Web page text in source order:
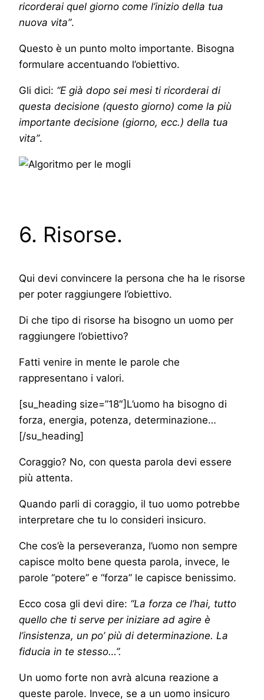
ricorderai quel giorno come l’inizio della tua
nuova vita”.
Questo è un punto molto importante. Bisogna
formulare accentuando l’obiettivo.
Gli dici: “E già dopo sei mesi ti ricorderai di
questa decisione (questo giorno) come la più
importante decisione (giorno, ecc.) della tua
vita”.
6. Risorse.
Qui devi convincere la persona che ha le risorse
per poter raggiungere l’obiettivo.
Di che tipo di risorse ha bisogno un uomo per
raggiungere l’obiettivo?
Fatti venire in mente le parole che
rappresentano i valori.
[su_heading size=”18″]L’uomo ha bisogno di
forza, energia, potenza, determinazione…
[/su_heading]
Coraggio? No, con questa parola devi essere
più attenta.
Quando parli di coraggio, il tuo uomo potrebbe
interpretare che tu lo consideri insicuro.
Che cos’è la perseveranza, l’uomo non sempre
capisce molto bene questa parola, invece, le
parole “potere” e “forza” le capisce benissimo.
Ecco cosa gli devi dire: “La forza ce l’hai, tutto
quello che ti serve per iniziare ad agire è
l’insistenza, un po’ più di determinazione. La
fiducia in te stesso…”.
Un uomo forte non avrà alcuna reazione a
queste parole. Invece, se a un uomo insicuro